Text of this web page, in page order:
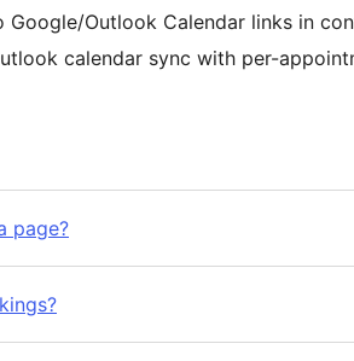
Google/Outlook Calendar links in
calendar sync with per-
page?